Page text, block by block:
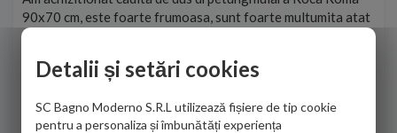
90x70 cm, este foarte frumoasa, sunt foarte multumita atat
de personalul firmei dvs. cu care am colaborat in obtinerea
adus coletul in siguranta.Numai bine, va doresc!
Sofrone Viviana -28.07.2026
Detalii și setări cookies
SC Bagno Moderno S.R.L utilizează fișiere de tip cookie
pentru a personaliza și îmbunătăți experiența